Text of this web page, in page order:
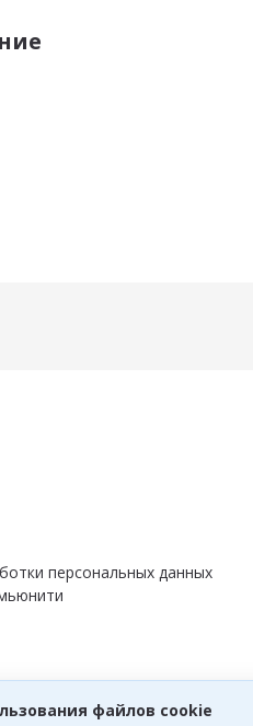
файлов cookie
персональных данных